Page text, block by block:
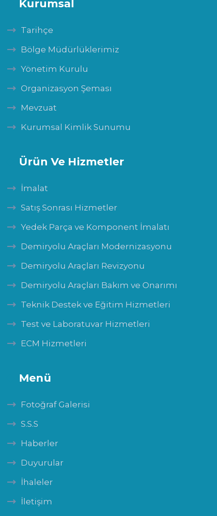
Kurumsal
Tarihçe
Bölge Müdürlüklerimiz
Yönetim Kurulu
Organizasyon Şeması
Mevzuat
Kurumsal Kimlik Sunumu
Ürün Ve Hizmetler
İmalat
Satış Sonrası Hizmetler
Yedek Parça ve Komponent İmalatı
Demiryolu Araçları Modernizasyonu
Demiryolu Araçları Revizyonu
Demiryolu Araçları Bakım ve Onarımı
Teknik Destek ve Eğitim Hizmetleri
Test ve Laboratuvar Hizmetleri
ECM Hizmetleri
Menü
Fotoğraf Galerisi
S.S.S
Haberler
Duyurular
İhaleler
İletişim